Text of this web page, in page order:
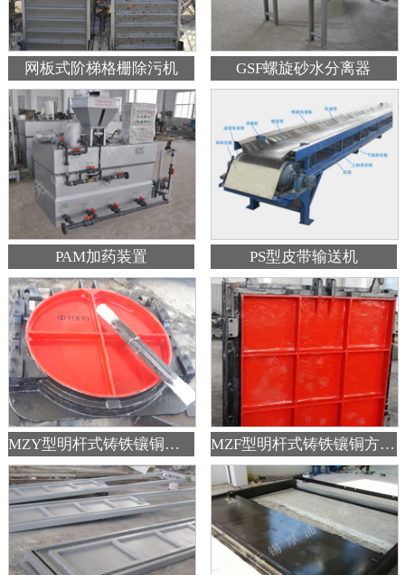
网板式阶梯格栅除污机 GSF螺旋砂水分离器
PAM加药装置 PS型皮带输送机
MZY型明杆式铸铁镶铜圆闸门 MZF型明杆式铸铁镶铜方闸门